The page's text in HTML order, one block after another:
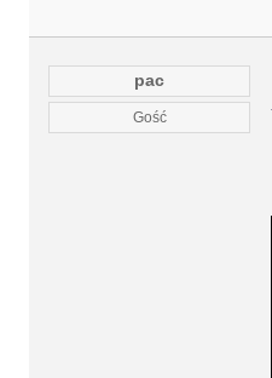
pac
Gość